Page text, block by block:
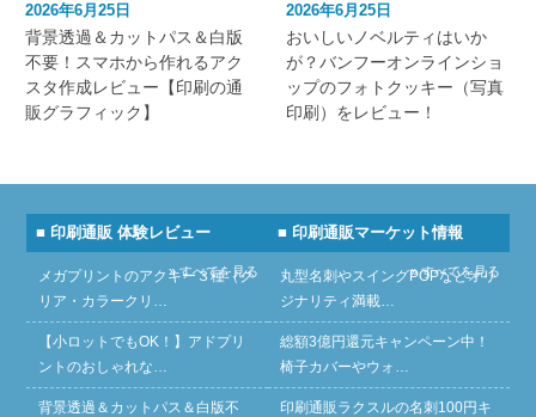
2026年6月25日
背景透過＆カットパス＆白版
不要！スマホから作れるアク
スタ作成レビュー【印刷の通
販グラフィック】
2026年6月25日
おいしいノベルティはいか
が？バンフーオンラインショ
ップのフォトクッキー（写真
印刷）をレビュー！
■ 印刷通販 体験レビュー
» すべてを見る
メガプリントのアクキー３種（ク
リア・カラークリ…
【小ロットでもOK！】アドプリ
ントのおしゃれな…
背景透過＆カットパス＆白版不
■ 印刷通販マーケット情報
» すべてを見る
丸型名刺やスイングPOPなどオリ
ジナリティ満載…
総額3億円還元キャンペーン中！
椅子カバーやウォ…
印刷通販ラクスルの名刺100円キ